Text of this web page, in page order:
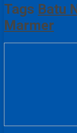
Tags Batu
Marmer